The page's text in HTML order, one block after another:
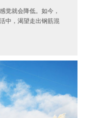
觉就会降低。如今，
中，渴望走出钢筋混